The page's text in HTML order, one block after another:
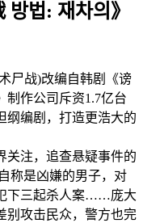
법: 재차의》
尸战)改编自韩剧《谤
制作公司斥资1.7亿台
纲编剧，打造更浩大的
关注，追查悬疑事件的
称是凶嫌的男子，对
下三起杀人案……庞大
别攻击民众，警方也完